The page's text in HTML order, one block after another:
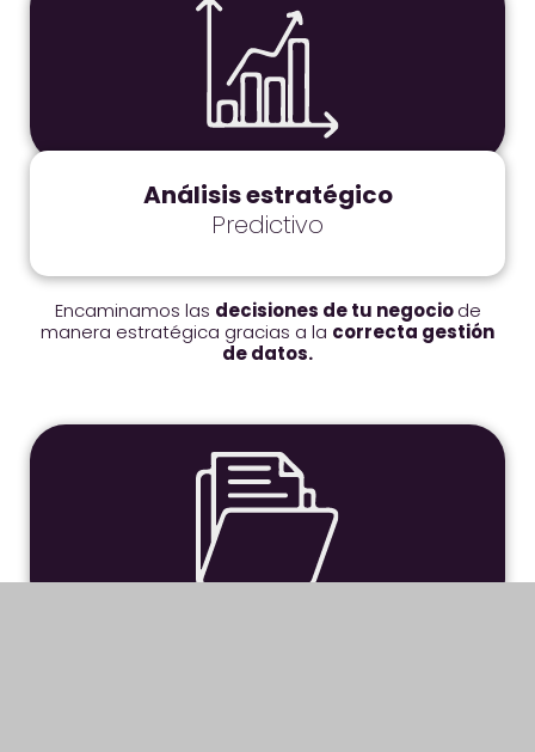
Análisisestratégico
Predictivo
Encaminamos las decisiones de tu negociode
manera estratégica gracias a la correcta gestión
de datos.